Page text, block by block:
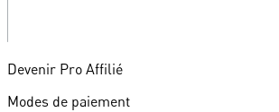
Devenir Pro Affilié
Modes de paiement